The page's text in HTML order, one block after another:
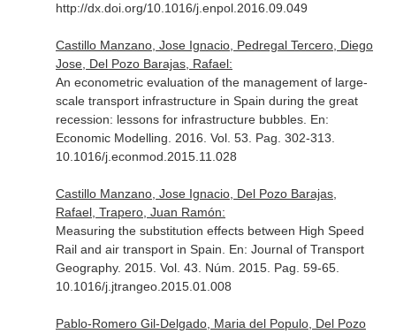
http://dx.doi.org/10.1016/j.enpol.2016.09.049
Castillo Manzano, Jose Ignacio, Pedregal Tercero, Diego
Jose, Del Pozo Barajas, Rafael:
An econometric evaluation of the management of large-
scale transport infrastructure in Spain during the great
recession: lessons for infrastructure bubbles. En:
Economic Modelling . 2016. Vol. 53. Pag. 302-313.
10.1016/j.econmod.2015.11.028
Castillo Manzano, Jose Ignacio, Del Pozo Barajas,
Rafael, Trapero, Juan Ramón:
Measuring the substitution effects between High Speed
Rail and air transport in Spain. En: Journal of Transport
Geography. 2015. Vol. 43. Núm. 2015. Pag. 59-65.
10.1016/j.jtrangeo.2015.01.008
Pablo-Romero Gil-Delgado, Maria del Populo, Del Pozo